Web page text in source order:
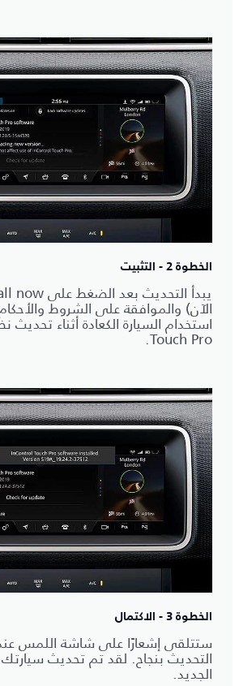
الخطوة 2 - التثبيت
الآن) والموافقة على الشروط
Touch Pro.
الخطوة 3 - الاكتمال
ستتلقى إشعارًا على شاشة اللمس
التحديث بنجاح. لقد تم تحديث سيارتك
الجديد.